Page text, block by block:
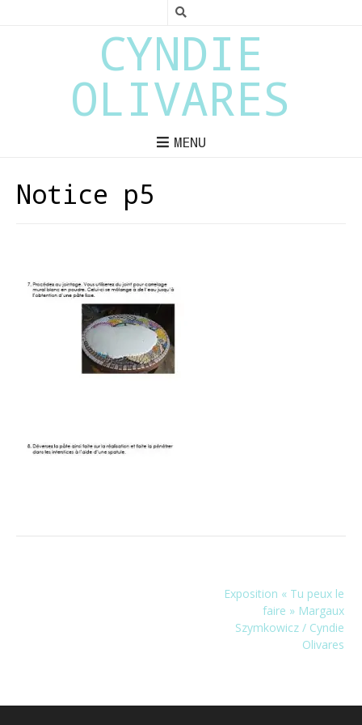
CYNDIE
OLIVARES
MENU
Notice p5
Exposition « Tu peux le
faire » Margaux
Szymkowicz / Cyndie
Olivares